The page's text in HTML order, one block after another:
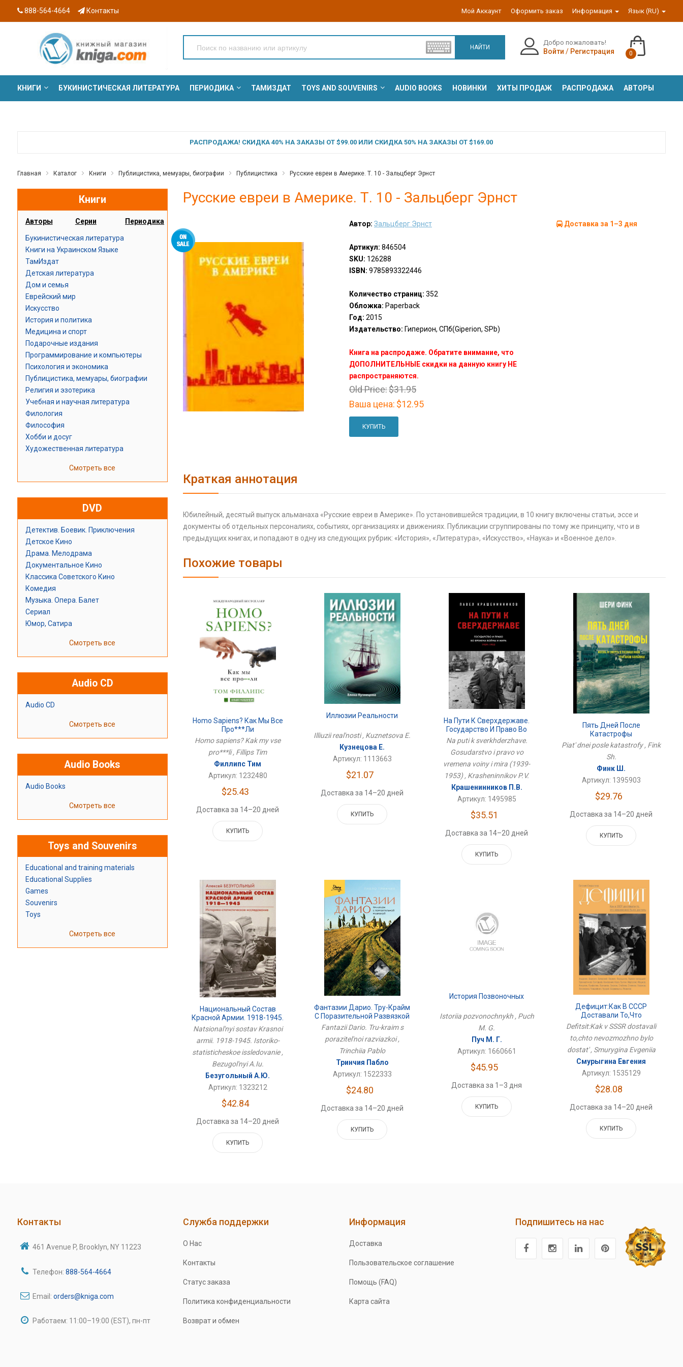
888-564-4664 Контакты Мой Аккаунт Оформить заказ Информация Язык (RU)
НАЙТИ
Добро пожаловать!
Войти / Регистрация 0
КНИГИ БУКИНИСТИЧЕСКАЯ ЛИТЕРАТУРА ПЕРИОДИКА ТАМИЗДАТ TOYS AND SOUVENIRS AUDIO BOOKS НОВИНКИ ХИТЫ ПРОДАЖ РАСПРОДАЖА АВТОРЫ
РАСПРОДАЖА! СКИДКА 40% НА ЗАКАЗЫ ОТ $99.00 ИЛИ СКИДКА 50% НА ЗАКАЗЫ ОТ $169.00
Главная Каталог Книги Публицистика, мемуары, биографии Публицистика Русские евреи в Америке. Т. 10 - Зальцберг Эрнст
Книги
Авторы Серии Периодика
Букинистическая литература
Книги на Украинском Языке
ТамИздат
Детская литература
Дом и семья
Еврейский мир
Искусство
История и политика
Медицина и спорт
Подарочные издания
Программирование и компьютеры
Психология и экономика
Публицистика, мемуары, биографии
Религия и эзотерика
Учебная и научная литература
Филология
Философия
Хобби и досуг
Художественная литература
Смотреть все
DVD
Детектив. Боевик. Приключения
Детское Кино
Драма. Мелодрама
Документальное Кино
Классика Советского Кино
Комедия
Музыка. Опера. Балет
Сериал
Юмор, Сатира
Смотреть все
Audio CD
Audio CD
Смотреть все
Audio Books
Audio Books
Смотреть все
Toys and Souvenirs
Educational and training materials
Educational Supplies
Games
Souvenirs
Toys
Смотреть все
Русские евреи в Америке. Т. 10 - Зальцберг Эрнст
Автор: Зальцберг Эрнст
Артикул: 846504
SKU: 126288
ISBN: 9785893322446
Количество страниц: 352
Обложка: Paperback
Год: 2015
Издательство: Гиперион, СПб(Giperion, SPb)
Книга на распродаже. Обратите внимание, что
ДОПОЛНИТЕЛЬНЫЕ скидки на данную книгу НЕ
распространяются.
Old Price:$31.95
Ваша цена: $12.95
КУПИТЬ
Доставка за 1–3 дня
Краткая аннотация
Юбилейный, десятый выпуск альманаха «Русские евреи в Америке». По установившейся традиции, в 10 книгу включены статьи, эссе и
документы об отдельных персоналиях, событиях, организациях и движениях. Публикации сгруппированы по тому же принципу, что и в
предыдущих книгах, и попадают в одну из следующих рубрик: «История», «Литература», «Искусство», «Наука» и «Военное дело».
Похожие товары
Homo Sapiens? Как Мы Все
Про***ли
Homo sapiens? Kak my vse
pro***li , Fillips Tim
Филлипс Тим
Артикул: 1232480
$25.43
Доставка за 14–20 дней
КУПИТЬ
Иллюзии Реальности
Illiuzii real'nosti , Kuznetsova E.
Кузнецова Е.
Артикул: 1113663
$21.07
Доставка за 14–20 дней
КУПИТЬ
На Пути К Сверхдержаве.
Государство И Право Во
Времена Войны И Мира
Na puti k sverkhderzhave.
Gosudarstvo i pravo vo
vremena voiny i mira (1939-
1953) , Krasheninnikov P.V.
Крашенинников П.В.
Артикул: 1495985
$35.51
Доставка за 14–20 дней
КУПИТЬ
Пять Дней После
Катастрофы
Piat' dnei posle katastrofy , Fink
Sh.
Финк Ш.
Артикул: 1395903
$29.76
Доставка за 14–20 дней
КУПИТЬ
Национальный Состав
Красной Армии. 1918-1945.
Историко-Статистическое
Исследование
Natsional'nyi sostav Krasnoi
armii. 1918-1945. Istoriko-
statisticheskoe issledovanie ,
Bezugol'nyi A.Iu.
Безугольный А.Ю.
Артикул: 1323212
$42.84
Доставка за 14–20 дней
КУПИТЬ
Фантазии Дарио. Тру-Крайм
С Поразительной Развязкой
Fantazii Dario. Tru-kraim s
porazitel'noi razviazkoi ,
Trinchiia Pablo
Тринчия Пабло
Артикул: 1522333
$24.80
Доставка за 14–20 дней
КУПИТЬ
История Позвоночных
Istoriia pozvonochnykh , Puch
M. G.
Пуч М. Г.
Артикул: 1660661
$45.95
Доставка за 1–3 дня
КУПИТЬ
Дефицит:Как В СССР
Доставали То,что
Невозможно Было Достать
Defitsit:Kak v SSSR dostavali
to,chto nevozmozhno bylo
dostat' , Smurygina Evgeniia
Смурыгина Евгения
Артикул: 1535129
$28.08
Доставка за 14–20 дней
КУПИТЬ
Контакты
461 Avenue P, Brooklyn, NY 11223
Телефон: 888-564-4664
Email: orders@kniga.com
Работаем: 11:00–19:00 (EST), пн-пт
Служба поддержки
О Нас
Контакты
Статус заказа
Политика конфиденциальности
Возврат и обмен
Информация
Доставка
Пользовательское соглашение
Помощь (FAQ)
Карта сайта
Подпишитесь на нас